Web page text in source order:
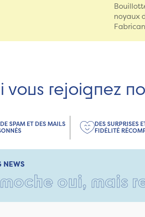
noyaux
vous rejoignez
SPAM ET DES MAILS
DES SURPRISES
FIDÉLITÉ
NEWS
mais rempli